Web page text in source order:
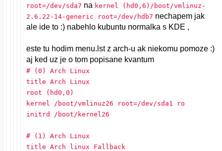
root=/dev/sda7 na kernel (hd0,6)/boot/vmlinuz-
2.6.22-14-generic root=/dev/hdb7 nechapem jak
ale ide to :) nabehlo kubuntu normalka s KDE ,
este tu hodim menu.lst z arch-u ak niekomu pomoze :)
aj ked uz je o tom popisane kvantum
# (0) Arch Linux
title Arch Linux
root (hd0,0)
kernel /boot/vmlinuz26 root=/dev/sda1 ro
initrd /boot/kernel26
# (1) Arch Linux
title Arch linux Fallback